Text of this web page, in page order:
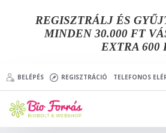
REGISZTRÁLJ ÉS
MINDEN 30.000 FT
EXTRA 600
BELÉPÉS REGISZTRÁCIÓ TELEFONOS